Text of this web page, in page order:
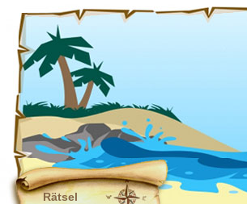
Rätsel